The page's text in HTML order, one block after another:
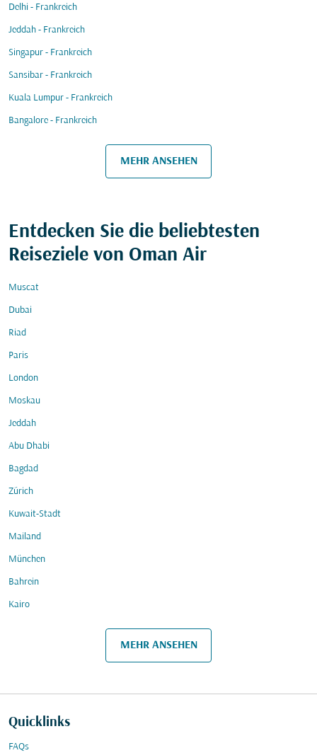
Delhi - Frankreich
Jeddah - Frankreich
Singapur - Frankreich
Sansibar - Frankreich
Kuala Lumpur - Frankreich
Bangalore - Frankreich
MEHR ANSEHEN
Entdecken Sie die beliebtesten
Reiseziele von Oman Air
Muscat
Dubai
Riad
Paris
London
Moskau
Jeddah
Abu Dhabi
Bagdad
Zürich
Kuwait-Stadt
Mailand
München
Bahrein
Kairo
MEHR ANSEHEN
Quicklinks
FAQs